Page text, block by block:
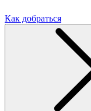
Как добраться